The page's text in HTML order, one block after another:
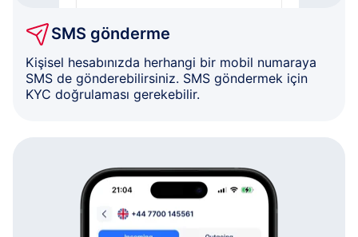
SMS gönderme
Kişisel hesabınızda herhangi bir mobil numaraya
SMS de gönderebilirsiniz. SMS göndermek için
KYC doğrulaması gerekebilir.